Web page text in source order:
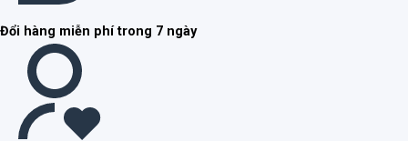
Đổi hàng miễn phí trong 7 ngày